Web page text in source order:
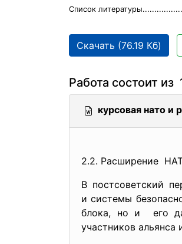
Список
Скачать (76.19 Кб)
Работа состоит из
курсовая нато и
2.2. Расширение
В постсоветский
и системы
блока, но и его
участников альянса